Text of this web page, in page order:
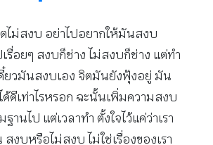
ไม่สงบ อย่าไปอยากให้มันสงบ
รื่อยๆ สงบก็ช่าง ไม่สงบก็ช่าง แต่ทำ
ยวมันสงบเอง จิตมันยังฟุ้งอยู่ มัน
ดีเท่าไรหรอก ฉะนั้นเพิ่มความสงบ
านไป แต่เวลาทำ ตั้งใจไว้แค่ว่าเรา
สงบหรือไม่สงบ ไม่ใช่เรื่องของเรา